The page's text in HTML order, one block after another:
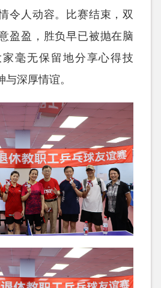
令人动容。比赛结束，双
盈盈，胜负早已被抛在脑
毫无保留地分享心得技
深厚情谊。